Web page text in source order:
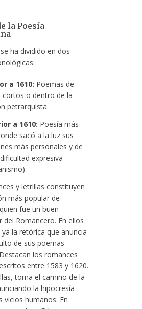
la Poesía
ha dividido en dos
a 1610: Poemas de
cortos o dentro de la
petrarquista.
a 1610: Poesía más
sacó a la luz sus
más personales y de
expresiva
y letrillas constituyen
más popular de
fue un buen
del Romancero. En ellos
ya la retórica que anuncia
de sus poemas
los romances
entre 1583 y 1620.
toma el camino de la
la hipocresía
vicios humanos. En